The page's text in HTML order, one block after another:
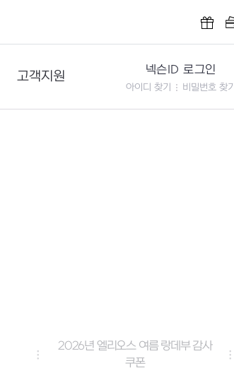
고객지원
문의하기
넥슨ID 로그인
아이디 찾기 비밀번호 찾기
2026년 엘리오스 여름 랑데부 감사
쿠폰